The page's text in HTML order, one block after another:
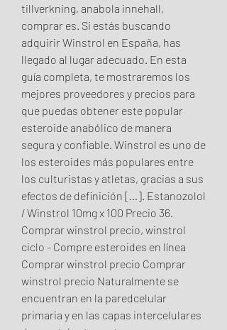
tillverkning, anabola innehall,
comprar es. Si estás buscando
adquirir Winstrol en España, has
llegado al lugar adecuado. En esta
guía completa, te mostraremos los
mejores proveedores y precios para
que puedas obtener este popular
esteroide anabólico de manera
segura y confiable. Winstrol es uno de
los esteroides más populares entre
los culturistas y atletas, gracias a sus
efectos de definición […]. Estanozolol
/ Winstrol 10mg x 100 Precio 36.
Comprar winstrol precio, winstrol
ciclo - Compre esteroides en línea
Comprar winstrol precio Comprar
winstrol precio Naturalmente se
encuentran en la paredcelular
primaria y en las capas intercelulares